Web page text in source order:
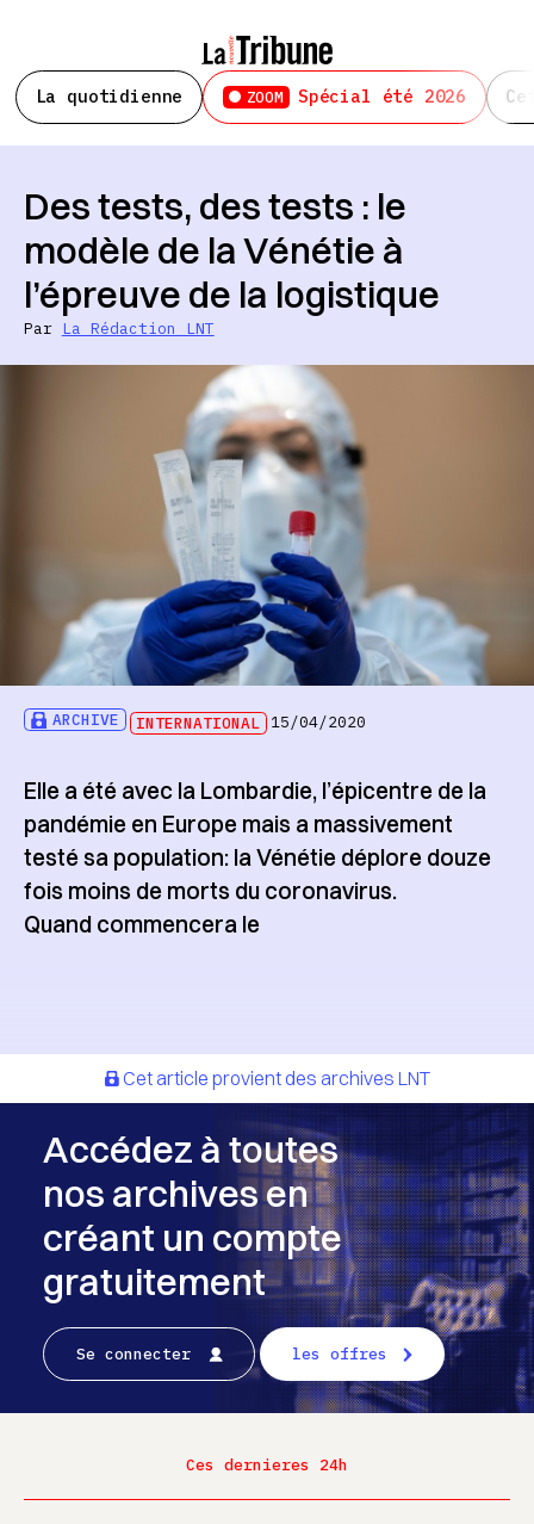
La quotidienne ZOOM Spécial été 2026
ARCHIVE INTERNATIONAL 15/04/2020
Des tests, des tests : le
modèle de la Vénétie à
l’épreuve de la logistique
Par La Rédaction LNT
Elle a été avec la Lombardie, l’épicentre de la
pandémie en Europe mais a massivement
testé sa population: la Vénétie déplore douze
fois moins de morts du coronavirus.
Quand commencera le
Cet article provient des archives LNT
Accédez à toutes
nos archives en
créant un compte
gratuitement
Se connecter les offres
Ces dernieres 24h